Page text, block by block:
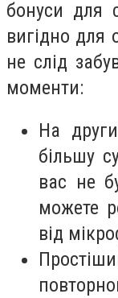
бонуси для
вигідно для
не слід
моменти:
На
більшу
вас не
можете
від